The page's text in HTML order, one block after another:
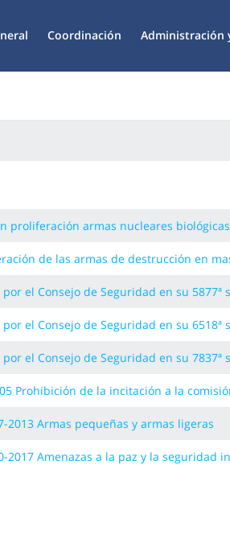
Coordinación Administración
proliferación armas nucleares
de las armas de destrucción en
el Consejo de Seguridad en su 5877ª
el Consejo de Seguridad en su 6518ª
el Consejo de Seguridad en su 7837ª
Prohibición de la incitación a la
2013 Armas pequeñas y armas ligeras
2017 Amenazas a la paz y la seguridad